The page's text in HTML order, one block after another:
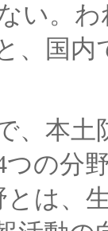
い。
、国
、本土
つの分
とは、